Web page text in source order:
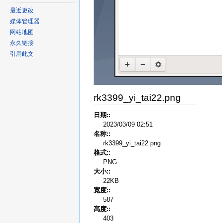
rk3399_yi_tai22.png
日期::
2023/03/09 02:51
名称::
rk3399_yi_tai22.png
格式::
PNG
大小::
22KB
宽度::
587
高度::
403
最近更改
媒体管理器
网站地图
永久链接
引用此文